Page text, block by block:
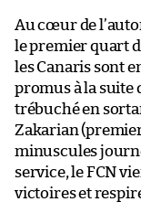
Au cœur de
le premier quart
les Canaris sont
promus à la suite
trébuché en
Zakarian
minuscules
service, le FCN
victoires et